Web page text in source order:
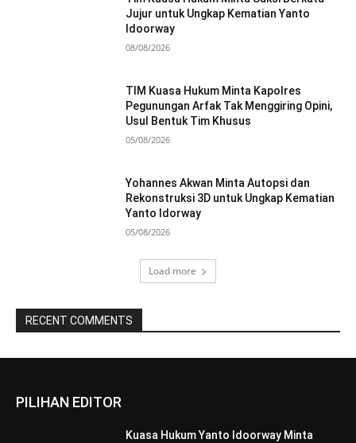
Jujur untuk Ungkap Kematian Yanto
Idoorway
08/08/2026
TIM Kuasa Hukum Minta Kapolres
Pegunungan Arfak Tak Menggiring Opini,
Usul Bentuk Tim Khusus
05/08/2026
Yohannes Akwan Minta Autopsi dan
Rekonstruksi 3D untuk Ungkap Kematian
Yanto Idorway
05/08/2026
Load more
RECENT COMMENTS
PILIHAN EDITOR
Kuasa Hukum Yanto Idoorway Minta